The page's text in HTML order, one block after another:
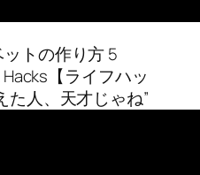
トの作り方 5
【ライフハッ
た人、天才じゃね”